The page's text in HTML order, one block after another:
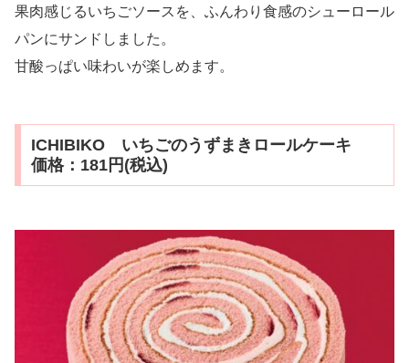
果肉感じるいちごソースを、ふんわり食感のシューロール
パンにサンドしました。
甘酸っぱい味わいが楽しめます。
ICHIBIKO いちごのうずまきロールケーキ
価格：181円(税込)